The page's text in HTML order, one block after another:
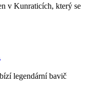
v Kunraticích, který se
legendární bavič